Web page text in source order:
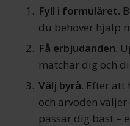
Fyll i formuläret.
du behöver hjälp
Få erbjudanden.
matchar dig och
Välj byrå. Efter att
och arvoden
passar dig bäst –